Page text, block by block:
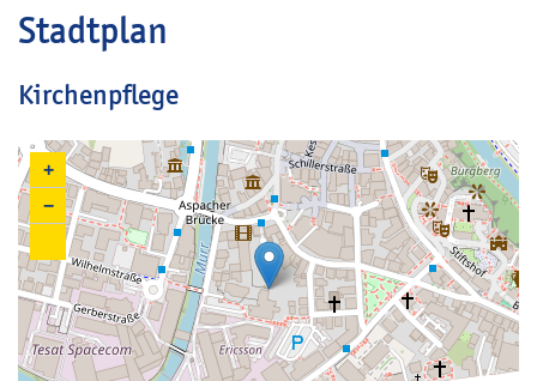
Stadtplan
Kirchenpflege
+
−